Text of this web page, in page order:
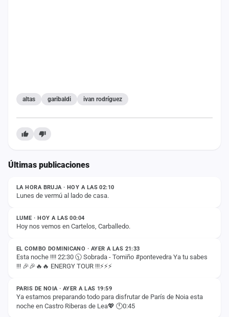
altas garibaldi ivan rodríguez
Últimas publicaciones
ESTADO
LA HORA BRUJA · HOY A LAS 02:10
Lunes de vermú al lado de casa.
ESTADO
LUME · HOY A LAS 00:04
Hoy nos vemos en Cartelos, Carballedo.
ESTADO
EL COMBO DOMINICANO · AYER A LAS 21:33
Esta noche !!!! 22:30 🕥 Sobrada - Tomiño #pontevedra Ya tu sabes
!!! 🎉🎉🔥🔥 ENERGY TOUR !!!⚡️⚡️⚡️
ESTADO
PARIS DE NOIA · AYER A LAS 19:59
Ya estamos preparando todo para disfrutar de París de Noia esta
noche en Castro Riberas de Lea💖 🕚0:45
ESTADO